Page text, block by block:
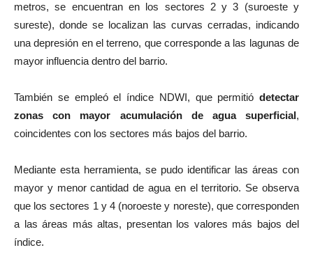
metros, se encuentran en los sectores 2 y 3 (suroeste y
sureste), donde se localizan las curvas cerradas, indicando
una depresión en el terreno, que corresponde a las lagunas de
mayor influencia dentro del barrio.
También se empleó el índice NDWI, que permitió detectar
zonas con mayor acumulación de agua superficial,
coincidentes con los sectores más bajos del barrio.
Mediante esta herramienta, se pudo identificar las áreas con
mayor y menor cantidad de agua en el territorio. Se observa
que los sectores 1 y 4 (noroeste y noreste), que corresponden
a las áreas más altas, presentan los valores más bajos del
índice.